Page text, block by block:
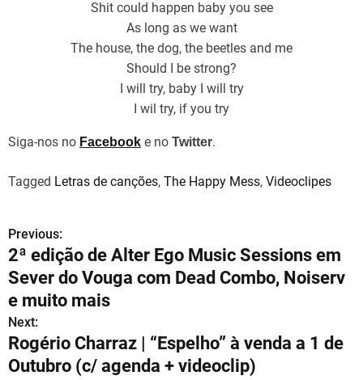
Shit could happen baby you see
As long as we want
The house, the dog, the beetles and me
Should I be strong?
I will try, baby I will try
I wil try, if you try
Siga-nos no Facebook e no Twitter.
Tagged Letras de canções, The Happy Mess, Videoclipes
N
a
v
e
g
Previous:
2ª edição de Alter Ego Music Sessions em
Sever do Vouga com Dead Combo, Noiserv
e muito mais
Next:
Rogério Charraz | “Espelho” à venda a 1 de
Outubro (c/ agenda + videoclip)